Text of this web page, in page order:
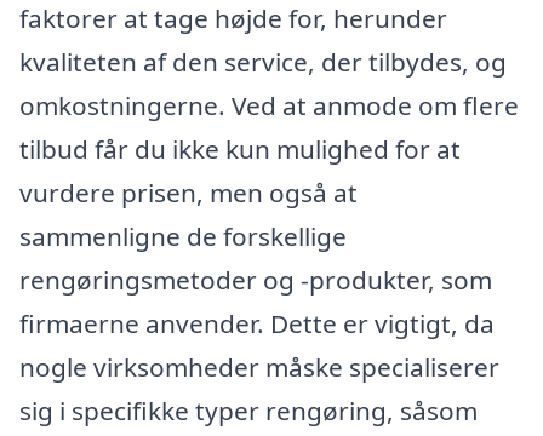
faktorer at tage højde for, herunder
kvaliteten af den service, der tilbydes, og
omkostningerne. Ved at anmode om flere
tilbud får du ikke kun mulighed for at
vurdere prisen, men også at
sammenligne de forskellige
rengøringsmetoder og -produkter, som
firmaerne anvender. Dette er vigtigt, da
nogle virksomheder måske specialiserer
sig i specifikke typer rengøring, såsom